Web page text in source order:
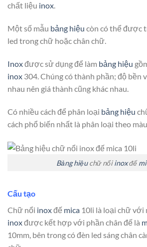
chất liệu inox.
Một số mẫu bảng hiệu còn có thể được
led trong chữ hoặc chân chữ.
Inoxđược sử dụng để làm bảng hiệu
inox 304. Chúng có thành phần; độ bền
nhau nên giá thành cũng khác nhau.
Có nhiều cách để phân loại bảng hiệu
cách phổ biến nhất là phân loại theo màu
Bảng hiệuchữ nổiinoxđế
Cấu tạo
Chữ nổi inoxđế mica 10li là loại chữ với
inoxđược kết hợp với phần chân đế là
10mm, bên trong có đèn led sáng chân